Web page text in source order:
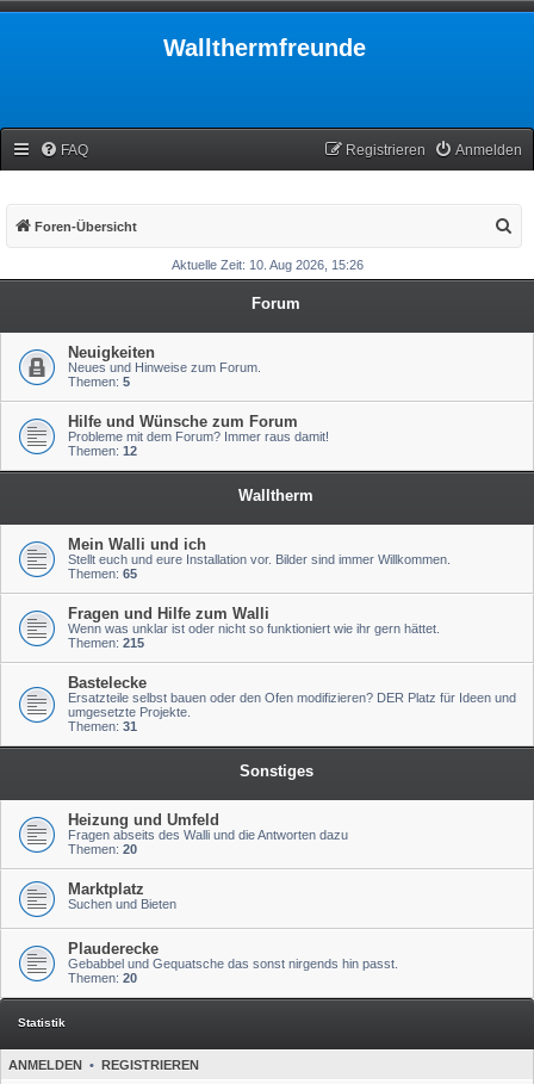
Wallthermfreunde
FAQ Anmelden
Registrieren
Foren-Übersicht
c
Aktuelle Zeit: 10. Aug 2026, 15:26
Forum
Neuigkeiten
Neues und Hinweise zum Forum.
Themen: 5
Hilfe und Wünsche zum Forum
Probleme mit dem Forum? Immer raus damit!
Themen: 12
Walltherm
Mein Walli und ich
Stellt euch und eure Installation vor. Bilder sind immer Willkommen.
Themen: 65
Fragen und Hilfe zum Walli
Wenn was unklar ist oder nicht so funktioniert wie ihr gern hättet.
Themen: 215
Bastelecke
Ersatzteile selbst bauen oder den Ofen modifizieren? DER Platz für Ideen und
umgesetzte Projekte.
Themen: 31
Sonstiges
Heizung und Umfeld
Fragen abseits des Walli und die Antworten dazu
Themen: 20
Marktplatz
Suchen und Bieten
Plauderecke
Gebabbel und Gequatsche das sonst nirgends hin passt.
Themen: 20
Statistik
ANMELDEN • REGISTRIEREN